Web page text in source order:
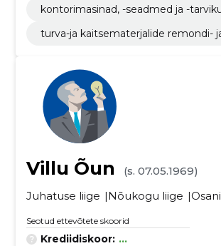
kontorimasinad, -seadmed ja -
turva-ja kaitsematerjalide remondi-
Villu Õun
(s. 07.05.1969)
Juhatuse liige
Nõukogu liige
Seotud ettevõtete skoorid
Krediidiskoor: ...